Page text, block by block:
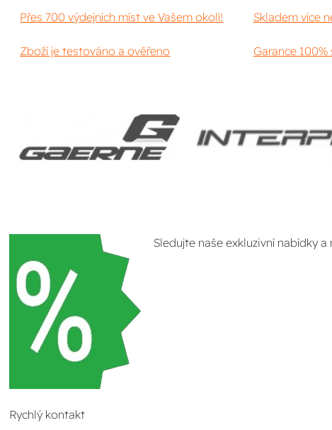
Přes 700 výdejních míst ve Vašem okolí! Skladem více
Zboží je testováno a ověřeno
Garance
Sledujte naše exkluzivní nabídky a
Rychlý kontakt